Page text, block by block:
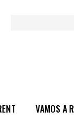
VAMOS A